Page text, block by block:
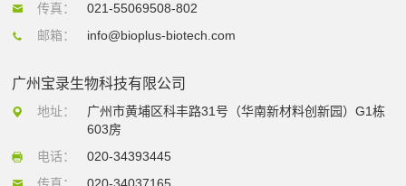
传真：
021-55069508-802
邮箱：
info@bioplus-biotech.com
广州宝录生物科技有限公司
地址：
广州市黄埔区科丰路31号（华南新材料创新园）G1栋
603房
电话：
020-34393445